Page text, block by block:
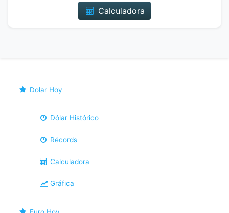
Calculadora
Dolar Hoy
Dólar Histórico
Récords
Calculadora
Gráfica